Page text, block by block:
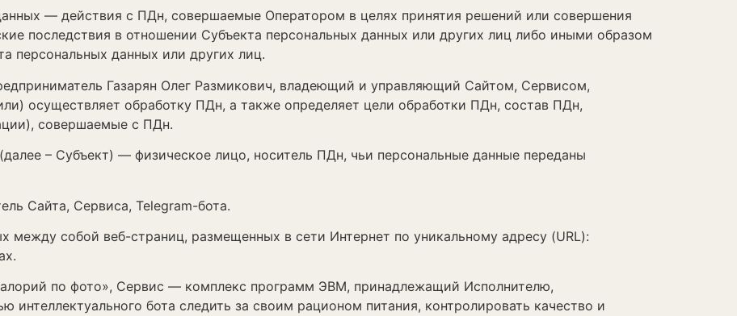
— действия с ПДн, совершаемые Оператором в целях принятия решений или совершения
последствия в отношении Субъекта персональных данных или других лиц либо иными образом
персональных данных или других лиц.
Газарян Олег Размикович, владеющий и управляющий Сайтом, Сервисом,
осуществляет обработку ПДн, а также определяет цели обработки ПДн, состав ПДн,
совершаемые с ПДн.
– Субъект) — физическое лицо, носитель ПДн, чьи персональные данные переданы
Сайта, Сервиса, Telegram-бота.
собой веб-страниц, размещенных в сети Интернет по уникальному адресу (URL):
по фото», Сервис — комплекс программ ЭВМ, принадлежащий Исполнителю,
бота следить за своим рационом питания, контролировать качество и